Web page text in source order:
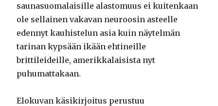
saunasuomalaisille alastomuus ei kuitenkaan
ole sellainen vakavan neuroosin asteelle
edennyt kauhistelun asia kuin näytelmän
tarinan kypsään ikään ehtineille
brittileideille, amerikkalaisista nyt
puhumattakaan.
Elokuvan käsikirjoitus perustuu